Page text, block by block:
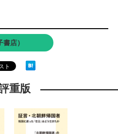
店）
重版